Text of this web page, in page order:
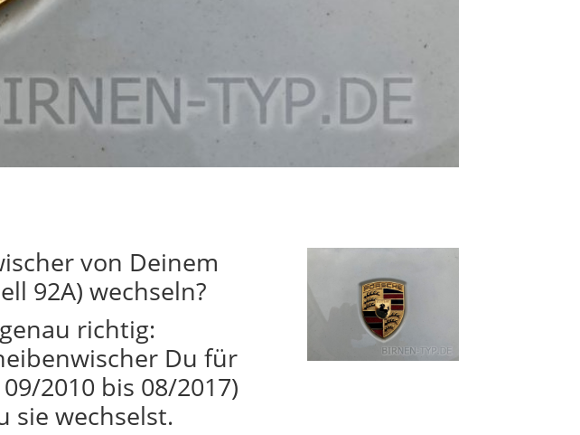
von Deinem
92A) wechseln?
richtig:
Du für
2010 bis 08/2017)
sie wechselst.